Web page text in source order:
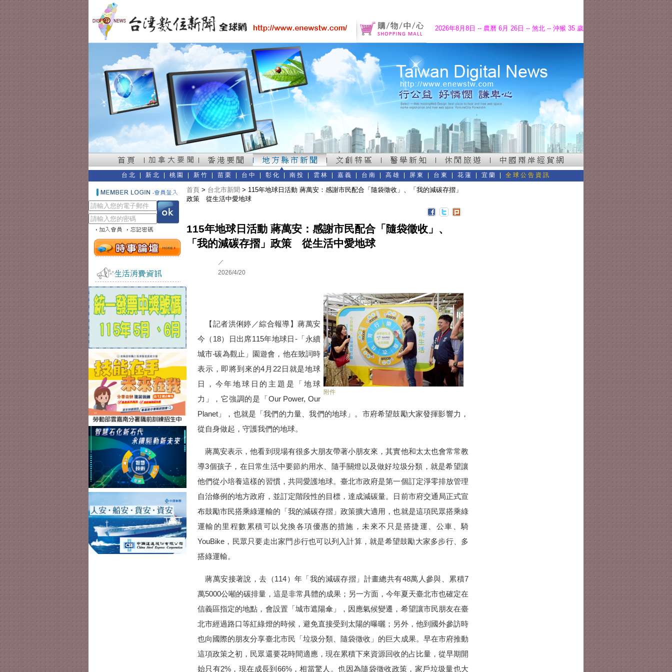
2026年8月8日 -- 農曆 6月 26日 -- 煞北 -- 沖猴 35 歲
台北 新北 桃園 新竹 苗栗 台中 彰化 南投 雲林 嘉義 台南 高雄 屏東 台東 花蓮 宜蘭 全球公告資訊
首頁 > 台北市新聞 > 115年地球日活動 蔣萬安：感謝市民配合「隨袋徵收」、「我的減碳存摺」
政策 從生活中愛地球
115年地球日活動 蔣萬安：感謝市民配合「隨袋徵收」、
「我的減碳存摺」政策 從生活中愛地球
／
2026/4/20
附件
【記者洪俐婷／綜合報導】蔣萬安
今（18）日出席115年地球日-「永續
城市‧碳為觀止」園遊會，他在致詞時
表示，即將到來的4月22日就是地球
日，今年地球日的主題是「地球
力」，它強調的是「Our Power, Our
Planet」，也就是「我們的力量、我們的地球」。市府希望鼓勵大家發揮影響力，
從自身做起，守護我們的地球。
蔣萬安表示，他看到現場有很多大朋友帶著小朋友來，其實他和太太也會常常教
導3個孩子，在日常生活中要節約用水、隨手關燈以及做好垃圾分類，就是希望讓
他們從小培養這樣的習慣，共同愛護地球。臺北市政府是第一個訂定淨零排放管理
自治條例的地方政府，並訂定階段性的目標，達成減碳量。日前市府交通局正式宣
布鼓勵市民搭乘綠運輸的「我的減碳存摺」政策擴大適用，也就是這項民眾搭乘綠
運輸的里程數累積可以兌換各項優惠的措施，未來不只是搭捷運、公車、騎
YouBike，民眾只要走出家門步行也可以列入計算，就是希望鼓勵大家多步行、多
搭綠運輸。
蔣萬安接著說，去（114）年「我的減碳存摺」計畫總共有48萬人參與、累積7
萬5000公噸的碳排量，這是非常具體的成果；另一方面，今年夏天臺北市也確定在
信義區指定的地點，會設置「城市遮陽傘」，因應氣候變遷，希望讓市民朋友在臺
北市經過路口等紅綠燈的時候，避免直接受到太陽的曝曬；另外，他到國外參訪時
也向國際的朋友分享臺北市民「垃圾分類、隨袋徵收」的巨大成果。早在市府推動
這項政策之初，民眾還要花時間適應，現在累積下來資源回收的占比量，從早期開
始只有2%，現在成長到66%，相當驚人。也因為隨袋徵收政策，家戶垃圾量也大